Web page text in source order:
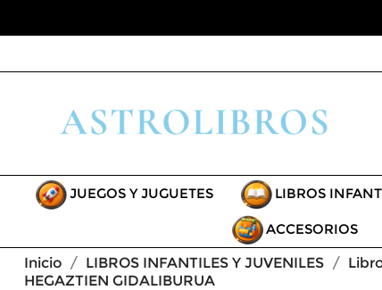
JUEGOS Y JUGUETES LIBROS
ACCESORIOS
Inicio
LIBROS INFANTILES Y JUVENILES
HEGAZTIEN GIDALIBURUA